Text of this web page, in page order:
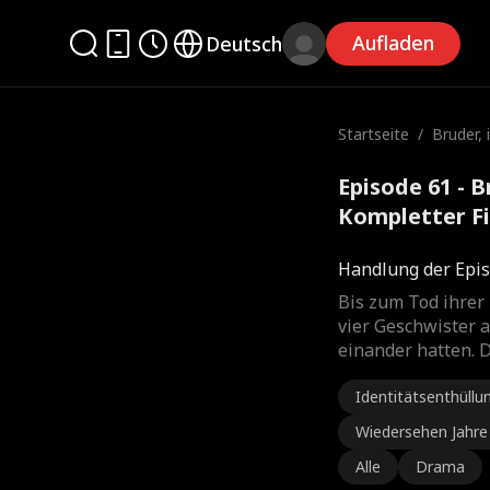
Deutsch Aufladen
Startseite / Bruder,
Episode 61 -
Kompletter
Handlung der
Bis zum Tod
vier Geschwister
einander hatten.
Wiedersehen
Alle
Drama